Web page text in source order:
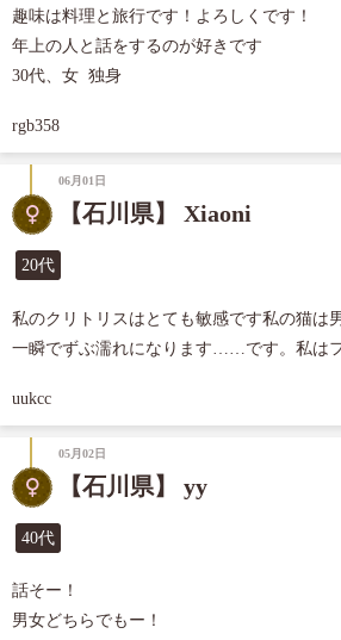
趣味は料理と旅行です！よろしくです！
年上の人と話をするのが好きです
rgb358
06月01日
【石川県】 Xiaoni
20代
私のクリトリスはとても敏感です私の猫は
一瞬でずぶ濡れになります……です。私は
uukcc
05月02日
【石川県】 yy
40代
話そー！
男女どちらでもー！